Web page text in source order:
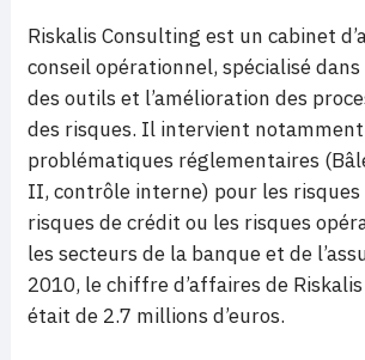
Riskalis Consulting est un cabinet
conseil opérationnel, spécialisé
des outils et l’amélioration des
des risques. Il intervient
problématiques réglementaires
II, contrôle interne) pour les risques
risques de crédit ou les risques
les secteurs de la banque et de
2010, le chiffre d’affaires de
était de 2.7 millions d’euros.